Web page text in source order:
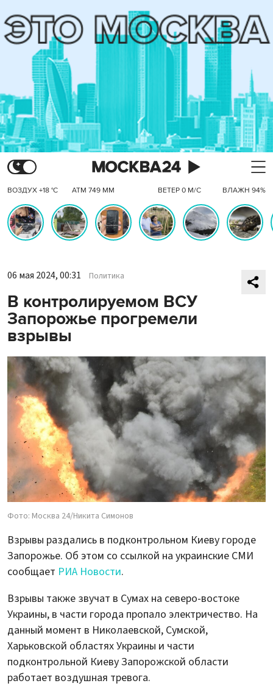
ВОЗДУХ +18 °C АТМ 749 ММ ВЕТЕР 0 М/С ВЛАЖН 94%
06 мая 2024, 00:31 Политика
В контролируемом ВСУ
Запорожье прогремели
взрывы
Фото: Москва 24/Никита Симонов
Взрывы раздались в подконтрольном Киеву городе
Запорожье. Об этом со ссылкой на украинские СМИ
сообщает РИА Новости.
Взрывы также звучат в Сумах на северо-востоке
Украины, в части города пропало электричество. На
данный момент в Николаевской, Сумской,
Харьковской областях Украины и части
подконтрольной Киеву Запорожской области
работает воздушная тревога.